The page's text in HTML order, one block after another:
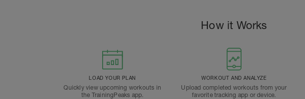
How it Works
LOAD YOUR PLAN
Quickly view upcoming workouts in
the TrainingPeaks app.
WORKOUT AND ANALYZE
Upload completed workouts from your
favorite tracking app or device.